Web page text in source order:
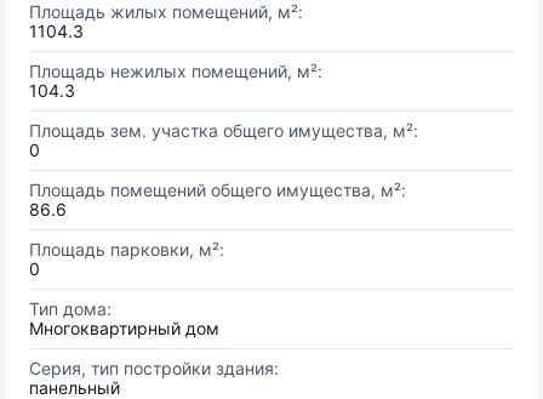
Площадь жилых помещений, м²:
1104.3
Площадь нежилых помещений, м²:
104.3
Площадь зем. участка общего имущества, м²:
0
Площадь помещений общего имущества, м²:
86.6
Площадь парковки, м²:
0
Тип дома:
Многоквартирный дом
Серия, тип постройки здания:
панельный